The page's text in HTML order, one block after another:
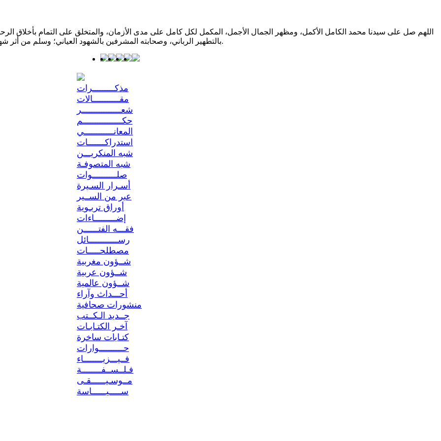
اللهم صل على سيدنا محمد الكامل الأكمل، ومظهر الجمال الأجمل، المكمل لكل كامل على مدى الأزمان، والمتخلق على التمام بأخلاق
بالتطهير الرباني، وصحابته المشرفين بالشهود العياني؛ وسلم من أثر شهود نفوسنا صلاتنا عليه تسليما. والحمد لله المنعم المفضل حمدا عميما.
مذكـــــــــرات
مقـــــــــــالات
شعــــــــــــــــر
حكــــــــــــــــم
المعانــــــــــــي
استدراكـــــــات
شبه المنكريـــن
شبه المتصوفـة
صلــــــــــوات
أسـرار السـيرة
عبر من الســير
أوراق تربـوية
إضـــــــــاءات
فقـــه الفتــــــن
رســــــــــــائل
مصطلحـــــات
شــؤون مغربية
شــؤون عربية
شــؤون عالمية
أحـــداث وآراء
منشورات صحافية
جــديد الـكــتب
آخـر الكتـابـات
كتـابات ساخرة
حــــــــــوارات
فــيـــزيــــــــاء
فـلــســفــــــــة
مــوسـيــــــقـى
ســـــيــــــاسة